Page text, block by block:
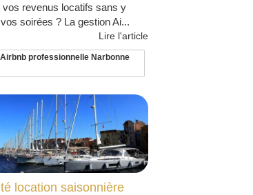
vos revenus locatifs sans y
soirées ? La gestion Ai...
Lire l'article
professionnelle Narbonne
location saisonnière